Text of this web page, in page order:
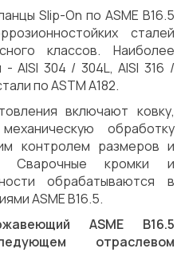
Slip-On по ASME B16.5
сталей
классов. Наиболее
AISI 304 / 304L, AISI 316 /
по ASTM A182.
включают ковку,
обработку
контролем размеров и
Сварочные кромки и
обрабатываются в
ASME B16.5.
ASME B16.5
отраслевом